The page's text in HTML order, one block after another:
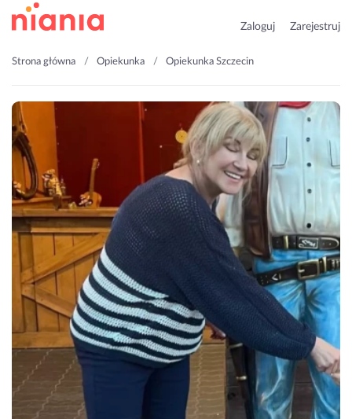
Zaloguj Zarejestruj
Strona główna Opiekunka Opiekunka Szczecin